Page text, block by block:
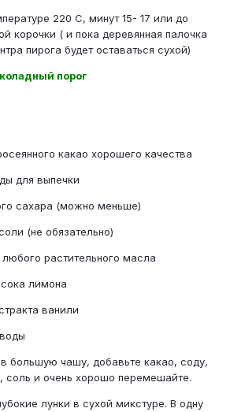
220 С, минут 15- 17 или до
корочки ( и пока деревянная палочка
пирога будет оставаться сухой)
порог
какао хорошего качества
для выпечки
сахара (можно меньше)
(не обязательно)
растительного масла
лимона
ванили
большую чашу, добавьте какао, соду,
соль и очень хорошо перемешайте.
лунки в сухой микстуре. В одну